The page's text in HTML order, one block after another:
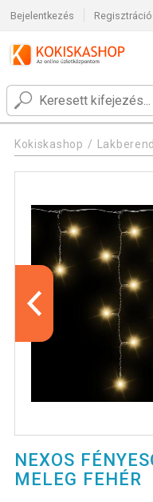
Bejelentkezés Regisztráció
Kokiskashop
NEXOS
MELEG FEHÉR